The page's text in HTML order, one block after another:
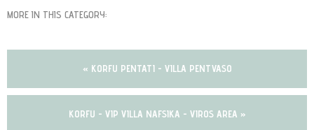
MORE IN THIS CATEGORY:
« KORFU PENTATI - VILLA PENTVASO
KORFU - VIP VILLA NAFSIKA - VIROS AREA »